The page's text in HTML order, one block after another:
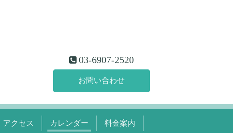
03-6907-2520
お問い合わせ
アクセス カレンダー 料金案内